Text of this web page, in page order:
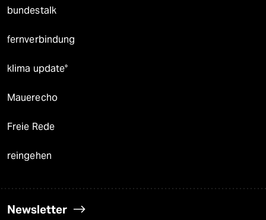
bundestalk
fernverbindung
klima update°
Mauerecho
Freie Rede
reingehen
Newsletter